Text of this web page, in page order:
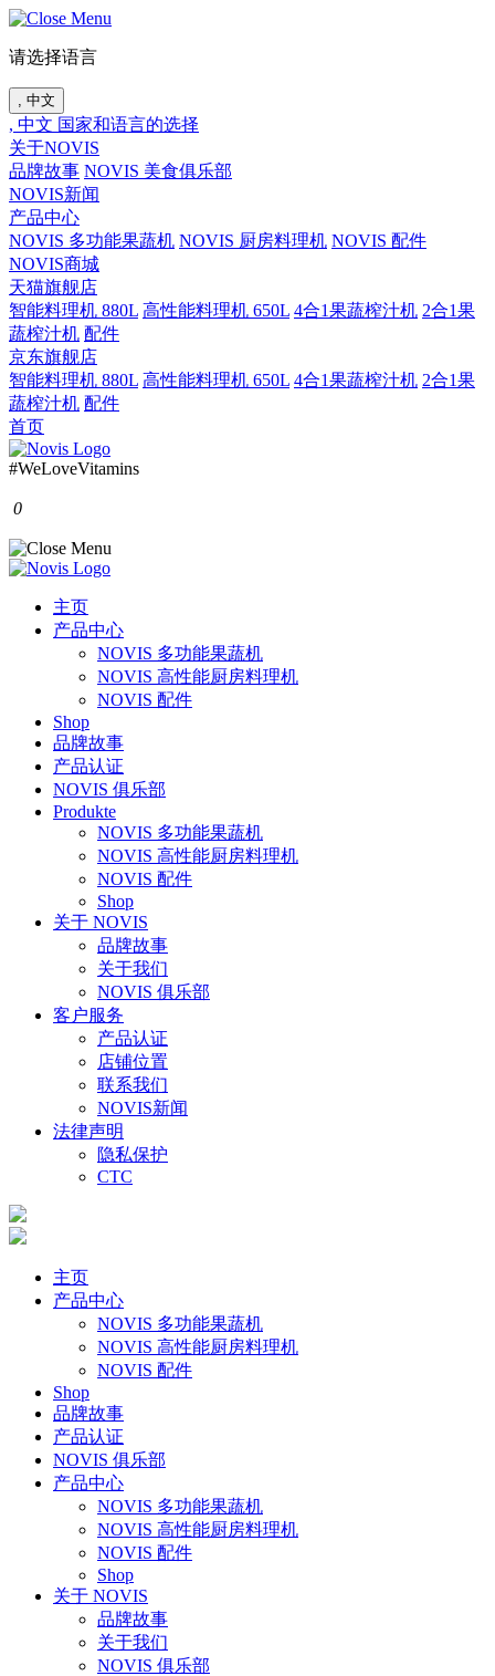
请选择语言
, 中文
, 中文 国家和语言的选择
关于NOVIS
品牌故事 NOVIS 美食俱乐部
NOVIS新闻
产品中心
NOVIS 多功能果蔬机 NOVIS 厨房料理机 NOVIS 配件
NOVIS商城
天猫旗舰店
智能料理机 880L 高性能料理机 650L 4合1果蔬榨汁机 2合1果
蔬榨汁机 配件
京东旗舰店
智能料理机 880L 高性能料理机 650L 4合1果蔬榨汁机 2合1果
蔬榨汁机 配件
首页
#WeLoveVitamins
0
主页
产品中心
NOVIS 多功能果蔬机
NOVIS 高性能厨房料理机
NOVIS 配件
Shop
品牌故事
产品认证
NOVIS 俱乐部
Produkte
NOVIS 多功能果蔬机
NOVIS 高性能厨房料理机
NOVIS 配件
Shop
关于 NOVIS
品牌故事
关于我们
NOVIS 俱乐部
客户服务
产品认证
店铺位置
联系我们
NOVIS新闻
法律声明
隐私保护
CTC
主页
产品中心
NOVIS 多功能果蔬机
NOVIS 高性能厨房料理机
NOVIS 配件
Shop
品牌故事
产品认证
NOVIS 俱乐部
产品中心
NOVIS 多功能果蔬机
NOVIS 高性能厨房料理机
NOVIS 配件
Shop
关于 NOVIS
品牌故事
关于我们
NOVIS 俱乐部